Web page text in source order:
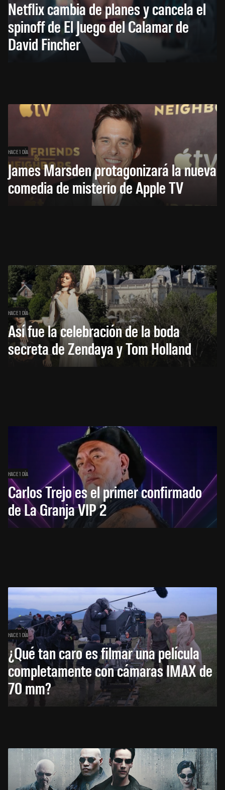
Netflix cambia de planes y cancela el
spinoff de El Juego del Calamar de
David Fincher
HACE 1 DÍA
James Marsden protagonizará la nueva
comedia de misterio de Apple TV
HACE 1 DÍA
Así fue la celebración de la boda
secreta de Zendaya y Tom Holland
HACE 1 DÍA
Carlos Trejo es el primer confirmado
de La Granja VIP 2
HACE 1 DÍA
¿Qué tan caro es filmar una película
completamente con cámaras IMAX de
70 mm?